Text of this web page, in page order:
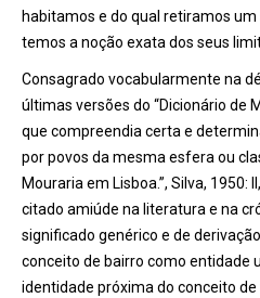
habitamos e do qual retiramos
temos a noção exata dos seus
Consagrado vocabularmente na
últimas versões do “Dicionário de
que compreendia certa e
por povos da mesma esfera ou
Mouraria em Lisboa.”, Silva, 1950:
citado amiúde na literatura e na
significado genérico e de
conceito de bairro como entidade
identidade próxima do conceito